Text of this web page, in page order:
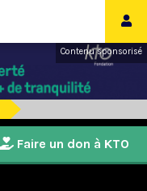
Contenu sponsorisé
Faire un don à KTO